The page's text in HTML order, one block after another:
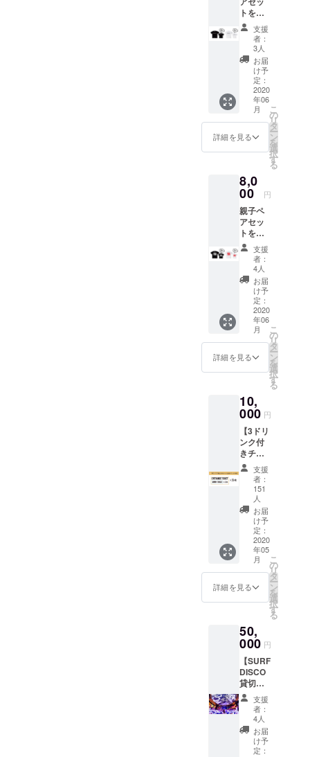
選びく
ださ
い。
※2020
年6月15
日より
随時発
送を開
始させ
て頂き
ます。
ガン着
てもら
いたい
です！
※Tシャ
ツのサ
イズ、
色を選
択して
くださ
い。 パ
パママ
サイズ
子供サ
イズは
/140/16
0 の展
開とな
りま
す。 カ
ラーは
ホワイ
ト・ブ
ラック
の2種
支援時
にそれ
ご希望
のサイ
ださ
い。
※2020
年6月15
日より
随時発
送を開
始させ
て頂き
ます。
ローガ
ン、
モッ
トーと
して掲
げてき
た“WO
RLD
PEACE
LOVE”
をプリ
ントし
今な言
葉なの
で、夏
にガン
ガン着
てもら
いたい
です！
※Tシャ
ツのサ
イズ、
色を選
択して
くださ
い。 パ
パママ
サイズ
子供サ
イズは
/140/16
0 の展
開とな
りま
す。 カ
ラーは
ホワイ
ト・ブ
ラック
の2種
支援時
にそれ
ぞれの
のサイ
ズをお
い。
※2020
年6月15
日より
随時発
送を開
始させ
て頂き
ます。
トを特
別価格
でご用
意しま
した。
親子で
WORLD
PEACE
LOVE♡
【WOR
LD オリ
ジナルT
シャ
ツ】
親子ペ
ア オー
プン当
初から
のス
ローガ
ン、
モッ
トーと
して掲
げてき
た“WO
RLD
PEACE
LOVE”
をプリ
ントし
今な言
葉なの
で、夏
にガン
ガン着
てもら
いたい
です！
※Tシャ
ツのサ
イズ、
色を選
択して
くださ
い。 パ
パママ
は
S/M/L/X
イズは
100/120
/140/16
0 の展
開とな
りま
す。 カ
ラーは
ホワイ
ト・ブ
ラック
支援
者：
3人
お届
け予
定：
2020
年06
月
詳細を見る
こ
の
リ
タ
ー
ン
を
選
択
す
る
8,0
00 円
親子ペ
アセッ
トを特
別価格
でご用
意しま
した。
親子で
WORLD
PEACE
LOVE♡
【WOR
LD オリ
ジナルT
シャ
ツ】
親子ペ
ア オー
プン当
初から
のス
ローガ
ン、
モッ
トーと
して掲
げてき
た“WO
RLD
PEACE
LOVE”
をプリ
ントし
た限定T
葉なの
で、夏
ガン着
てもら
いたい
です！
※Tシャ
ツのサ
イズ、
色を選
択して
支援
者：
4人
お届
け予
定：
2020
年06
月
詳細を見る
こ
の
リ
タ
ー
ン
を
選
択
す
る
10,
000 円
【3ドリ
ンク付
きチ
ケット
５枚】
3000円
リター
ン５口
分をお
得な
パック
にいた
しまし
た。 今
後のイ
可能
な、各
入場ご
とに3ド
リンク
付きの
チケッ
トをリ
ターン
とさせ
て頂き
ます。 *
支援
者：
151
人
お届
け予
定：
2020
年05
月
詳細を見る
こ
の
リ
タ
ー
ン
を
選
択
す
る
50,
000 円
【SURF
DISCO
貸切
券】
2020年
10月20
日まで
使用可
能な貸
支援
者：
4人
お届
け予
定：